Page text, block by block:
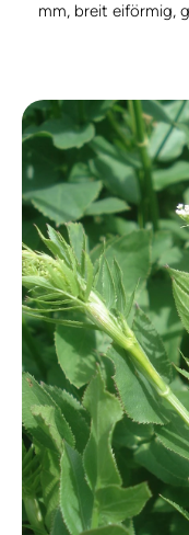
mm, breit eiförmig,